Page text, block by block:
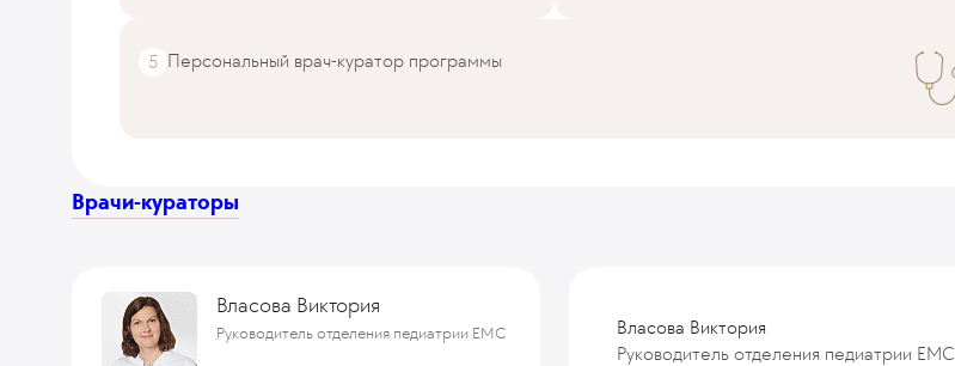
Персональный врач-куратор программы
Врачи-кураторы
Власова Виктория
Руководитель отделения педиатрии ЕМС
Власова Виктория
Руководитель отделения педиатрии ЕМС